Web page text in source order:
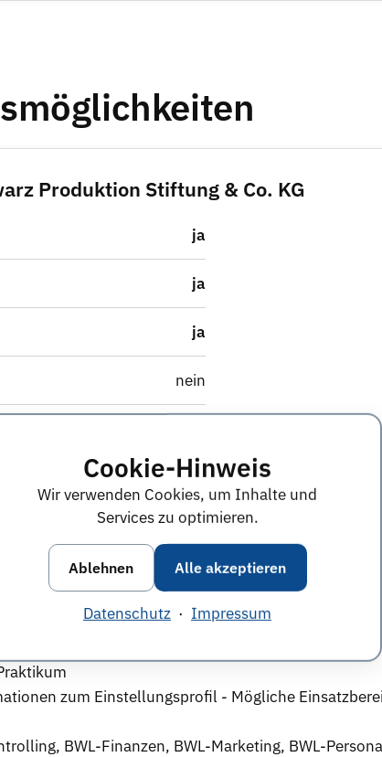
Cookie-Hinweis
Wir verwenden Cookies, um Inhalte und
Services zu optimieren.
Ablehnen Alle akzeptieren
Datenschutz · Impressum
Produktion Stiftung & Co. KG
ja
ja
ja
nein
Nicht angegeben
ja
Entwicklungsmöglichkeiten
zum Einstellungsprofil - Mögliche
BWL-Finanzen, BWL-Marketing, BWL-